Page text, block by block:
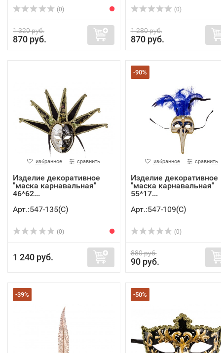
(0)
1 320 руб.
870 руб.
(0)
1 280 руб.
870 руб.
избранное сравнить
Изделие декоративное
"маска карнавальная"
46*62...
Арт.:547-135(C)
(0)
1 240 руб.
-90%
избранное сравнить
Изделие декоративное
"маска карнавальная"
55*17...
Арт.:547-109(C)
(0)
880 руб.
90 руб.
-39% -50%